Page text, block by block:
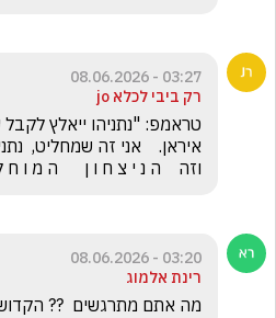
03:27 - 08.06.2026
רק ביבי לכלא jo
וזה    ה נ י צ ח ו ן      ה מ ו ח
03:20 - 08.06.2026
רינת אלמוג
מה אתם מתרגשים  ??